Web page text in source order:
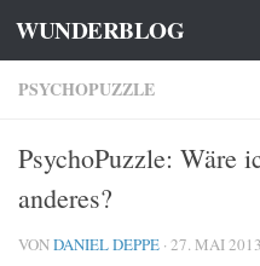
Zum Inhalt springen
WUNDERBLOG
PSYCHOPUZZLE
PsychoPuzzle: Wäre
anderes?
VONDANIEL DEPPE · 27. MAI 2013